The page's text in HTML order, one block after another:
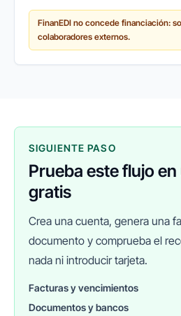
últimos años ha surgido un
cada vez más empresas
FinanEDI no concede financiación:
colaboradores externos.
SIGUIENTE PASO
Prueba este flujo
gratis
Crea una cuenta, genera una
documento y comprueba el
nada ni introducir tarjeta.
Facturas y vencimientos
Documentos y bancos
FINANEDI